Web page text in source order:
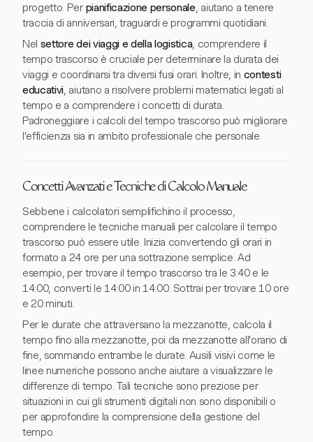
progetto. Per pianificazione personale, aiutano a tenere
traccia di anniversari, traguardi e programmi quotidiani.
Nel settore dei viaggi e della logistica, comprendere il
tempo trascorso è cruciale per determinare la durata dei
viaggi e coordinarsi tra diversi fusi orari. Inoltre, in contesti
educativi , aiutano a risolvere problemi matematici legati al
tempo e a comprendere i concetti di durata.
Padroneggiare i calcoli del tempo trascorso può migliorare
l'efficienza sia in ambito professionale che personale.
Concetti Avanzati e Tecniche di Calcolo Manuale
Sebbene i calcolatori semplifichino il processo,
comprendere le tecniche manuali per calcolare il tempo
trascorso può essere utile. Inizia convertendo gli orari in
formato a 24 ore per una sottrazione semplice. Ad
esempio, per trovare il tempo trascorso tra le 3:40 e le
14:00, converti le 14:00 in 14:00. Sottrai per trovare 10 ore
e 20 minuti.
Per le durate che attraversano la mezzanotte, calcola il
tempo fino alla mezzanotte, poi da mezzanotte all'orario di
fine, sommando entrambe le durate. Ausili visivi come le
linee numeriche possono anche aiutare a visualizzare le
differenze di tempo. Tali tecniche sono preziose per
situazioni in cui gli strumenti digitali non sono disponibili o
per approfondire la comprensione della gestione del
tempo.